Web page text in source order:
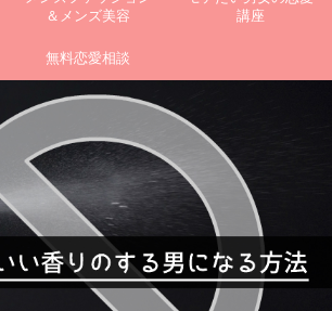
＆メンズ美容
講座
無料恋愛相談